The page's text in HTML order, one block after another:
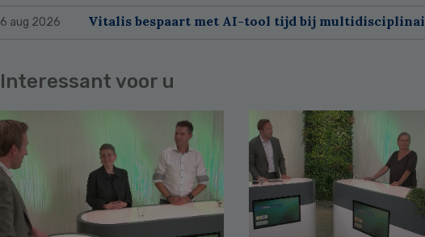
6 aug 2026 Vitalis bespaart met AI-tool tijd bij
Interessant voor u